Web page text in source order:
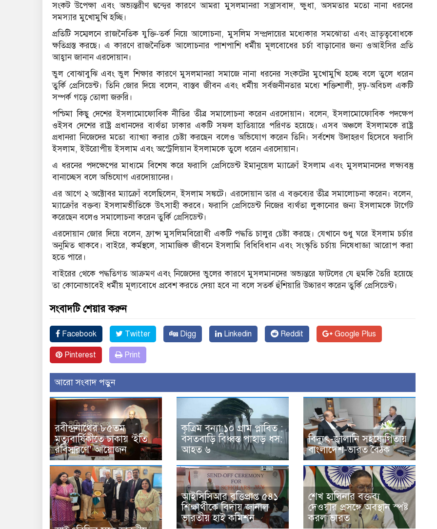
সংকট উপেক্ষা এবং অভ্যন্তরীণ দ্বন্দ্বের কারণে আমরা মুসলমানরা সন্ত্রাসবাদ, ক্ষুধা, অসমতার মতো নানা ধরনের
সমস্যার মুখোমুখি হচ্ছি।
প্রতিটি সম্মেলনে রাজনৈতিক যুক্তি-তর্ক নিয়ে আলোচনা, মুসলিম সম্প্রদায়ের মধ্যেকার সমঝোতা এবং ভ্রাতৃত্ববোধকে
ক্ষতিগ্রস্ত করছে। এ কারণে রাজনৈতিক আলোচনার পাশপাশি ধর্মীয় মূলবোধের চর্চা বাড়ানোর জন্য ওআইসির প্রতি
আহ্বান জানান এরদোয়ান।
ভুল বোঝাবুঝি এবং ভুল শিক্ষার কারণে মুসলমানরা সমাজে নানা ধরনের সংকটের মুখোমুখি হচ্ছে বলে তুলে ধরেন
তুর্কি প্রেসিডেন্ট। তিনি জোর দিয়ে বলেন, বাস্তব জীবন এবং ধর্মীয় সর্বজনীনতার মধ্যে শক্তিশালী, দৃঢ়-অবিচল একটি
সম্পর্ক গড়ে তোলা জরুরি।
পশ্চিমা কিছু দেশের ইসলামোফোবিক নীতির তীব্র সমালোচনা করেন এরদোয়ান। বলেন, ইসলামোফোবিক পদক্ষেপ
ওইসব দেশের রাষ্ট্র প্রধানদের ব্যর্থতা ঢাকার একটি সফল হাতিয়ারে পরিণত হয়েছে। এসব অঞ্চলে ইসলামকে রাষ্ট্র
প্রধানরা নিজেদের মতো ব্যাখ্যা করার চেষ্টা করছেন বলেও অভিযোগ করেন তিনি। সর্বশেষ উদাহরণ হিসেবে ফরাসি
ইসলাম, ইউরোপীয় ইসলাম এবং অস্ট্রেলিয়ান ইসলামকে তুলে ধরেন এরদোয়ান।
এ ধরনের পদক্ষেপের মাধ্যমে বিশেষ করে ফরাসি প্রেসিডেন্ট ইমানুয়েল ম্যাক্রোঁ ইসলাম এবং মুসলমানদের লক্ষ্যবস্তু
বানাচ্ছেস বলে অভিযোগ এরদোয়ানের।
এর আগে ২ অক্টোবর ম্যাক্রোঁ বলেছিলেন, ইসলাম সঙ্কটে। এরদোয়ান তার এ বক্তব্যের তীব্র সমালোচনা করেন। বলেন,
ম্যাক্রোঁর বক্তব্য ইসলামভীতিকে উৎসাহী করবে। ফরাসি প্রেসিডেন্ট নিজের ব্যর্থতা লুকানোর জন্য ইসলামকে টার্গেট
করেছেন বলেও সমালোচনা করেন তুর্কি প্রেসিডেন্ট।
এরদোয়ান জোর দিয়ে বলেন, ফ্রান্স মুসলিমবিরোধী একটি পদ্ধতি চালুর চেষ্টা করছে। যেখানে শুধু ঘরে ইসলাম চর্চার
অনুমিত থাকবে। বাইরে, কর্মস্থলে, সামাজিক জীবনে ইসলামি বিধিবিধান এবং সংস্কৃতি চর্চায় নিষেধাজ্ঞা আরোপ করা
হতে পারে।
বাইরের থেকে পদ্ধতিগত আক্রমণ এবং নিজেদের ভুলের কারণে মুসলমানদের অভ্যন্তরে ফাটলের যে হুমকি তৈরি হয়েছে
তা কোনোভাবেই ধর্মীয় মূল্যবোধে প্রবেশ করতে দেয়া হবে না বলে সতর্ক হুঁশিয়ারি উচ্চারণ করেন তুর্কি প্রেসিডেন্ট।
সংবাদটি শেয়ার করুন
Facebook Twitter Digg Linkedin Reddit Google Plus
Pinterest Print
আরো সংবাদ পড়ুন
রবীন্দ্রনাথের ৮৫তম
মৃত্যুবার্ষিকীতে ঢাকায় ‘ইতি
রবিস্মরণে’ আয়োজন
কৃত্রিম বন্যা:১০ গ্রাম প্লাবিত :
বসতবাড়ি বিধ্বস্ত পাহাড় ধস:
আহত ৬
বিদ্যুৎ-জ্বালানি সহযোগিতায়
বাংলাদেশ-ভারত বৈঠক
আইসিসিআর বৃত্তিপ্রাপ্ত ৫৪১
শিক্ষার্থীকে বিদায় জানাল
ভারতীয় হাই কমিশন
শেখ হাসিনার বক্তব্য
দেওয়ার প্রসঙ্গে অবস্থান স্পষ্ট
করল ভারত